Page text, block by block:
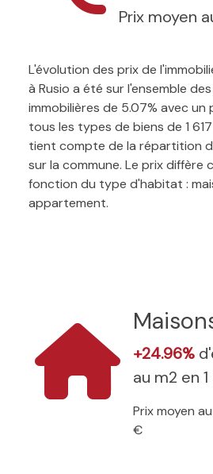
Prix moyen
L'évolution des prix de
à Rusio a été sur l'ensemble
immobilières de 5.07% avec un
tous les types de biens de 1
tient compte de la répartition
sur la commune. Le prix diffère
fonction du type d'habitat :
appartement.
+24.96%
au m2 en 1
Prix moyen
€